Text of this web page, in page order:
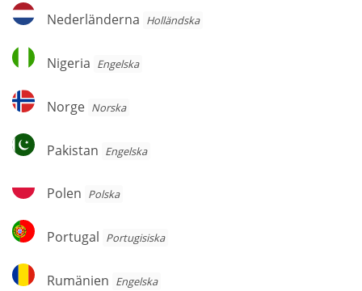
Nederländerna
Nederländerna Holländska
Nigeria
Nigeria Engelska
Norge
Norge Norska
Pakistan
Pakistan Engelska
Polen
Polen Polska
Portugal
Portugal Portugisiska
Rumänien
Rumänien Engelska